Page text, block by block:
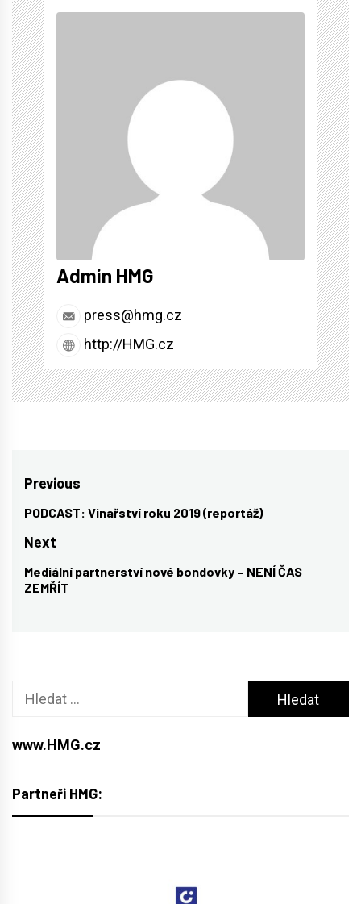
Admin HMG
press@hmg.cz
http://HMG.cz
Navigace
pro
příspěvek
Previous
Previous
post:
PODCAST: Vinařství roku 2019 (reportáž)
Next
Next
post:
Mediální partnerství nové bondovky – NENÍ ČAS
ZEMŘÍT
Vyhledávání
www.HMG.cz
Partneři HMG: